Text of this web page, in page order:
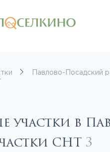
Павлово-Посадский
участки в
СНТ 3